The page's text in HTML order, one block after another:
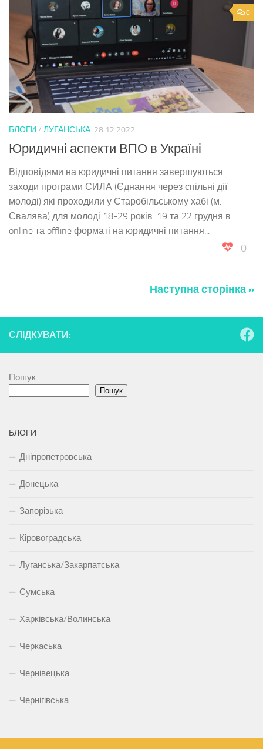
0
БЛОГИ / ЛУГАНСЬКА 28.12.2022
Юридичні аспекти ВПО в Україні
Відповідями на юридичні питання завершуються
заходи програми СИЛА (Єднання через спільні дії
молоді) які проходили у Старобільському хабі (м.
Свалява) для молоді 18-29 років. 19 та 22 грудня в
online та offline форматі на юридичні питання...
0
Наступна сторінка »
СЛІДКУВАТИ:
Пошук
Пошук
БЛОГИ
Дніпропетровська
Донецька
Запорізька
Кіровоградська
Луганська/Закарпатська
Сумська
Харківська/Волинська
Черкаська
Чернівецька
Чернігівська